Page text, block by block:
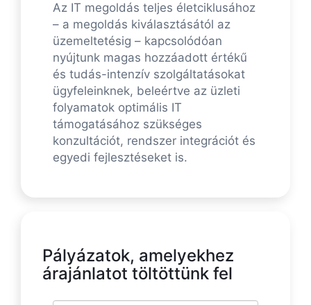
Az IT megoldás teljes életciklusához
– a megoldás kiválasztásától az
üzemeltetésig – kapcsolódóan
nyújtunk magas hozzáadott értékű
és tudás-intenzív szolgáltatásokat
ügyfeleinknek, beleértve az üzleti
folyamatok optimális IT
támogatásához szükséges
konzultációt, rendszer integrációt és
egyedi fejlesztéseket is.
Pályázatok, amelyekhez
árajánlatot töltöttünk fel